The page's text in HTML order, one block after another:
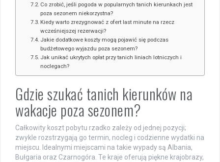
Co zrobić, jeśli pogoda w popularnych tanich kierunkach jest
poza sezonem niekorzystna?
Kiedy warto zrezygnować z ofert last minute na rzecz
wcześniejszej rezerwacji?
Jakie dodatkowe koszty mogą pojawić się podczas
budżetowego wyjazdu poza sezonem?
Jak unikać ukrytych opłat przy tanich liniach lotniczych i
noclegach?
Gdzie szukać tanich kierunków na
wakacje poza sezonem?
Całkowity koszt pobytu rzadko zależy od jednej pozycji;
zwykle rozstrzygają go termin, nocleg i codzienne wydatki na
miejscu. Idealnymi miejscami na takie wypady są Albania,
Bułgaria oraz Czarnogóra. Te kraje oferują piękne krajobrazy,